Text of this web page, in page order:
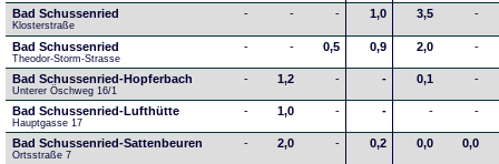
Bad Schussenried
Klosterstraße
- - - 1,0 3,5 -
Bad Schussenried
Theodor-Storm-Strasse
- - 0,5 0,9 2,0 -
Bad Schussenried-Hopferbach
Unterer Öschweg 16/1
- 1,2 - - 0,1 -
Bad Schussenried-Lufthütte
Hauptgasse 17
- 1,0 - - - -
Bad Schussenried-Sattenbeuren
Ortsstraße 7
- 2,0 - 0,2 0,0 0,0